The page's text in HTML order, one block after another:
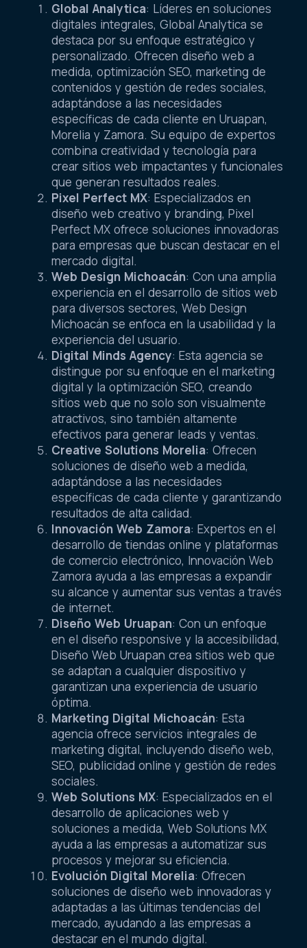
Global Analytica: Líderes en soluciones
digitales integrales, Global Analytica se
destaca por su enfoque estratégico y
personalizado. Ofrecen diseño web a
medida, optimización SEO, marketing de
contenidos y gestión de redes sociales,
adaptándose a las necesidades
específicas de cada cliente en Uruapan,
Morelia y Zamora. Su equipo de expertos
combina creatividad y tecnología para
crear sitios web impactantes y funcionales
que generan resultados reales.
Pixel Perfect MX: Especializados en
diseño web creativo y branding, Pixel
Perfect MX ofrece soluciones innovadoras
para empresas que buscan destacar en el
mercado digital.
Web Design Michoacán: Con una amplia
experiencia en el desarrollo de sitios web
para diversos sectores, Web Design
Michoacán se enfoca en la usabilidad y la
experiencia del usuario.
Digital Minds Agency: Esta agencia se
distingue por su enfoque en el marketing
digital y la optimización SEO, creando
sitios web que no solo son visualmente
atractivos, sino también altamente
efectivos para generar leads y ventas.
Creative Solutions Morelia: Ofrecen
soluciones de diseño web a medida,
adaptándose a las necesidades
específicas de cada cliente y garantizando
resultados de alta calidad.
Innovación Web Zamora: Expertos en el
desarrollo de tiendas online y plataformas
de comercio electrónico, Innovación Web
Zamora ayuda a las empresas a expandir
su alcance y aumentar sus ventas a través
de internet.
Diseño Web Uruapan: Con un enfoque
en el diseño responsive y la accesibilidad,
Diseño Web Uruapan crea sitios web que
se adaptan a cualquier dispositivo y
garantizan una experiencia de usuario
óptima.
Marketing Digital Michoacán: Esta
agencia ofrece servicios integrales de
marketing digital, incluyendo diseño web,
SEO, publicidad online y gestión de redes
sociales.
Web Solutions MX: Especializados en el
desarrollo de aplicaciones web y
soluciones a medida, Web Solutions MX
ayuda a las empresas a automatizar sus
procesos y mejorar su eficiencia.
Evolución Digital Morelia: Ofrecen
soluciones de diseño web innovadoras y
adaptadas a las últimas tendencias del
mercado, ayudando a las empresas a
destacar en el mundo digital.